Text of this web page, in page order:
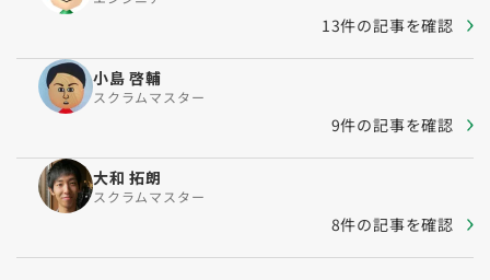
13件の記事を確認
小島 啓輔
スクラムマスター
9件の記事を確認
大和 拓朗
スクラムマスター
8件の記事を確認